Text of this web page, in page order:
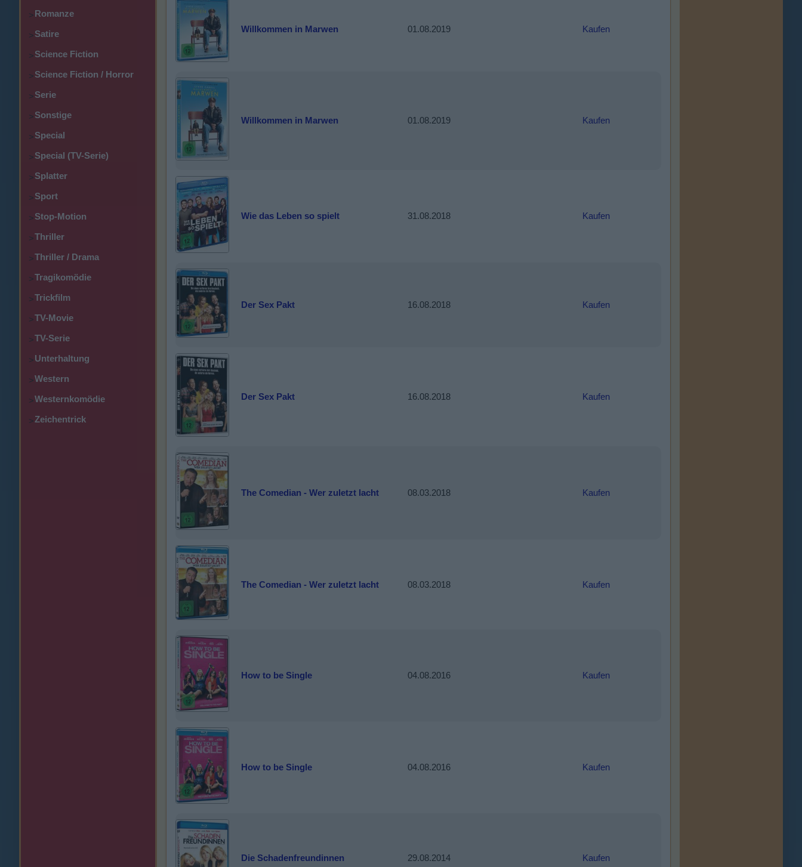
>Romanze
>Satire
>Science Fiction
>Science Fiction / Horror
>Serie
>Sonstige
>Special
>Special (TV-Serie)
>Splatter
>Sport
>Stop-Motion
>Thriller
>Thriller / Drama
>Tragikomödie
>Trickfilm
>TV-Movie
>TV-Serie
>Unterhaltung
>Western
>Westernkomödie
>Zeichentrick
Willkommen in Marwen 01.08.2019 Kaufen
Willkommen in Marwen 01.08.2019 Kaufen
Wie das Leben so spielt 31.08.2018 Kaufen
Der Sex Pakt 16.08.2018 Kaufen
Der Sex Pakt 16.08.2018 Kaufen
The Comedian - Wer zuletzt lacht 08.03.2018 Kaufen
The Comedian - Wer zuletzt lacht 08.03.2018 Kaufen
How to be Single 04.08.2016 Kaufen
How to be Single 04.08.2016 Kaufen
Die Schadenfreundinnen 29.08.2014 Kaufen